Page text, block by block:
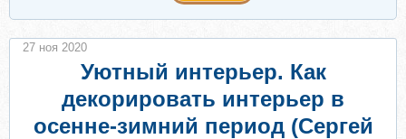
Уютный интерьер. Как
декорировать интерьер в
осенне-зимний период (Сергей
27 ноя 2020